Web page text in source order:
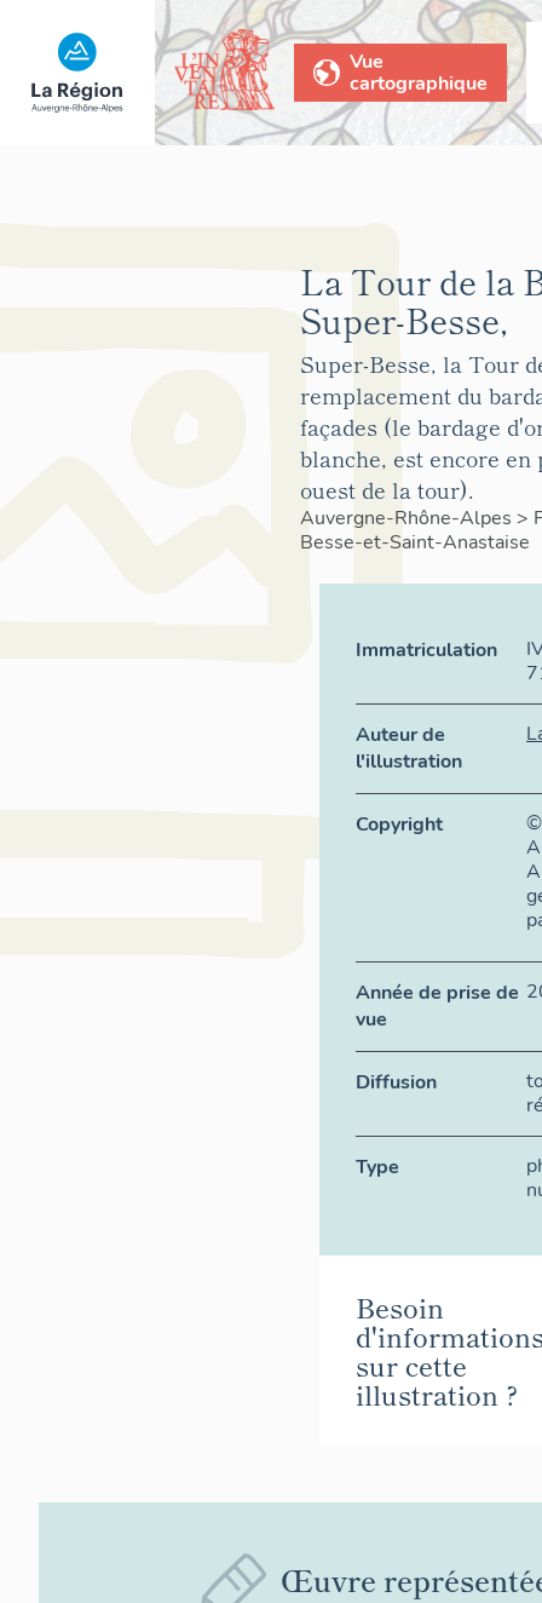
Vue
cartographique
La Tour de la
Super-Besse,
Super-Besse, la Tour
remplacement du
façades (le bardage
blanche, est encore
ouest de la tour).
Auvergne-Rhône-Alpes >
Besse-et-Saint-Anastaise
Immatriculation
Auteur de
l'illustration
Copyright
Année de prise de
vue
Diffusion
Type
Besoin
sur cette
illustration ?
Œuvre